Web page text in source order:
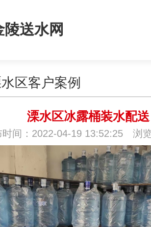
送水网
区客户案例
溧水区冰露桶装水配送
时间：2022-04-19 13:52:25 浏